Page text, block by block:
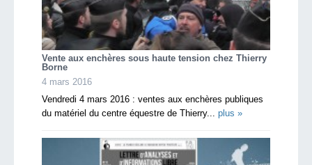
Vente aux enchères sous haute tension chez Thierry
Borne
4 mars 2016
Vendredi 4 mars 2016 : ventes aux enchères publiques
du matériel du centre équestre de Thierry... plus »